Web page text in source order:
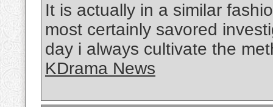
It is actually in a similar
most certainly savored
day i always cultivate the
KDrama News